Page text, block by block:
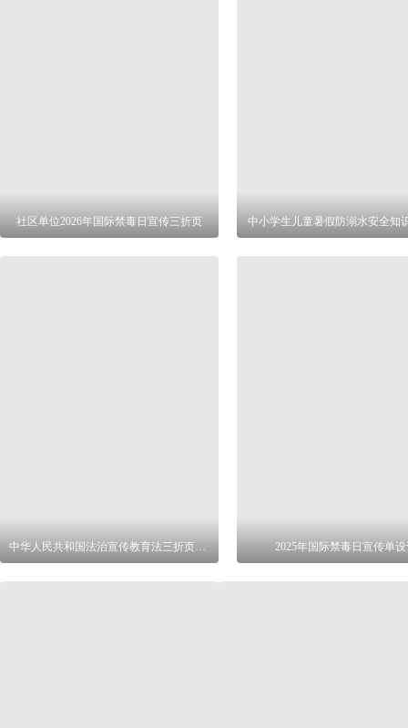
社区单位2026年国际禁毒日宣传三折页 中小学生儿童暑假防溺水安全知
中华人民共和国法治宣传教育法三折页单页 2025年国际禁毒日宣传单